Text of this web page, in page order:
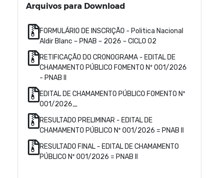
Arquivos para Download
FORMULÁRIO DE INSCRIÇÃO - Politica Nacional
Aldir Blanc – PNAB – 2026 – CICLO 02
RETIFICAÇÃO DO CRONOGRAMA - EDITAL DE
CHAMAMENTO PÚBLICO FOMENTO Nº 001/2026
- PNAB II
EDITAL DE CHAMAMENTO PÚBLICO FOMENTO Nº
001/2026_
RESULTADO PRELIMINAR - EDITAL DE
CHAMAMENTO PÚBLICO Nº 001/2026 = PNAB II
RESULTADO FINAL - EDITAL DE CHAMAMENTO
PÚBLICO Nº 001/2026 = PNAB II